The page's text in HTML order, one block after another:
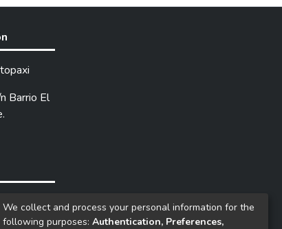
Barrio El
/
We collect and process your personal information for the
following purposes: Authentication, Preferences,